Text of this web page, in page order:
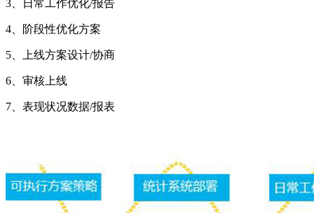
3、日常工作优化/报告
4、阶段性优化方案
5、上线方案设计/协商
6、审核上线
7、表现状况数据/报表